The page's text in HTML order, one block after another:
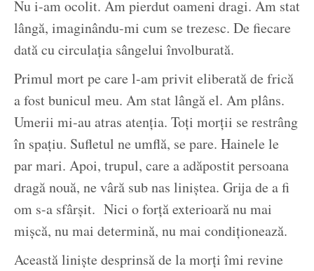
Nu i-am ocolit. Am pierdut oameni dragi. Am stat
lângă, imaginându-mi cum se trezesc. De fiecare
dată cu circulația sângelui învolburată.
Primul mort pe care l-am privit eliberată de frică
a fost bunicul meu. Am stat lângă el. Am plâns.
Umerii mi-au atras atenția. Toți morții se restrâng
în spațiu. Sufletul ne umflă, se pare. Hainele le
par mari. Apoi, trupul, care a adăpostit persoana
dragă nouă, ne vâră sub nas liniștea. Grija de a fi
om s-a sfârșit. Nici o forță exterioară nu mai
mișcă, nu mai determină, nu mai condiționează.
Această liniște desprinsă de la morți îmi revine